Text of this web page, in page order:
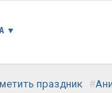
▼
праздник